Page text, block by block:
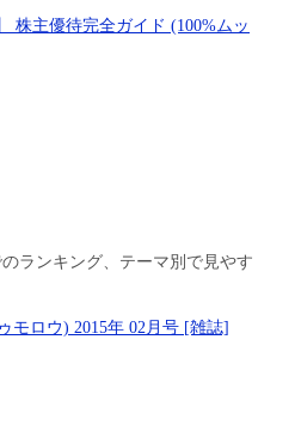
株主優待完全ガイド (100%ムッ
ランキング、テーマ別で見やす
モロウ) 2015年 02月号 [雑誌]